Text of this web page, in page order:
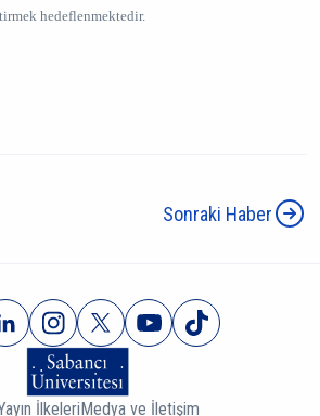
hedeflenmektedir.
Sonraki Haber
İlkeleriMedya ve İletişim